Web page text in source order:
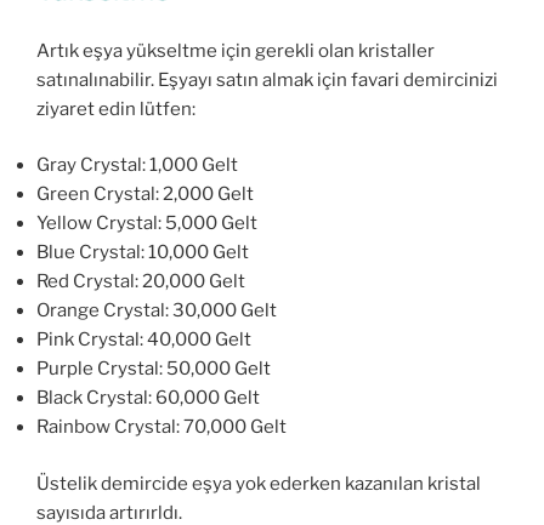
Artık eşya yükseltme için gerekli olan kristaller
satınalınabilir. Eşyayı satın almak için favari demircinizi
ziyaret edin lütfen:
Gray Crystal: 1,000 Gelt
Green Crystal: 2,000 Gelt
Yellow Crystal: 5,000 Gelt
Blue Crystal: 10,000 Gelt
Red Crystal: 20,000 Gelt
Orange Crystal: 30,000 Gelt
Pink Crystal: 40,000 Gelt
Purple Crystal: 50,000 Gelt
Black Crystal: 60,000 Gelt
Rainbow Crystal: 70,000 Gelt
Üstelik demircide eşya yok ederken kazanılan kristal
sayısıda artırırldı.